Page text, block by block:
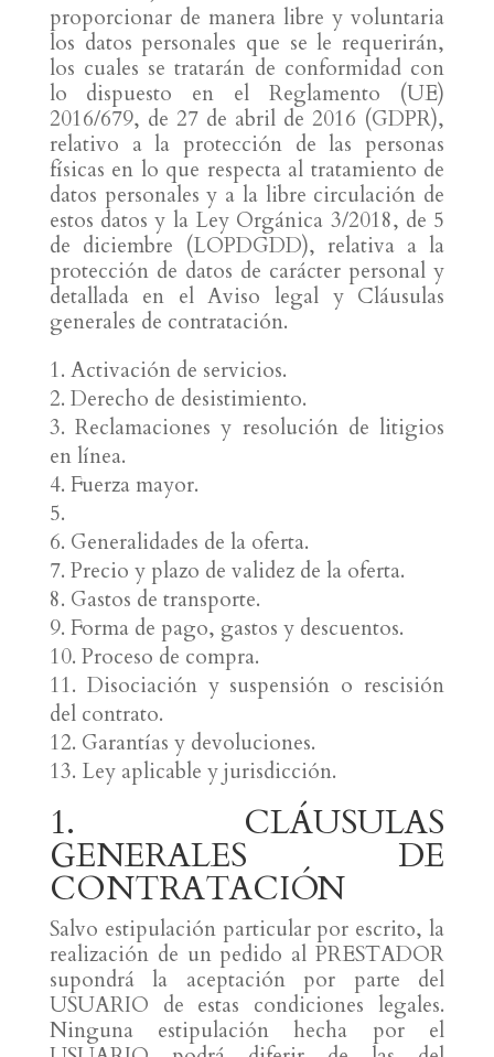
proporcionar de manera libre y voluntaria
los datos personales que se le requerirán,
los cuales se tratarán de conformidad con
lo dispuesto en el Reglamento (UE)
2016/679, de 27 de abril de 2016 (GDPR),
relativo a la protección de las personas
físicas en lo que respecta al tratamiento de
datos personales y a la libre circulación de
estos datos y la Ley Orgánica 3/2018, de 5
de diciembre (LOPDGDD), relativa a la
protección de datos de carácter personal y
detallada en el Aviso legal y Cláusulas
generales de contratación.
Activación de servicios.
Derecho de desistimiento.
Reclamaciones y resolución de litigios
en línea.
Fuerza mayor.
Generalidades de la oferta.
Precio y plazo de validez de la oferta.
Gastos de transporte.
Forma de pago, gastos y descuentos.
Proceso de compra.
Disociación y suspensión o rescisión
del contrato.
Garantías y devoluciones.
Ley aplicable y jurisdicción.
1. CLÁUSULAS
GENERALES DE
CONTRATACIÓN
Salvo estipulación particular por escrito, la
realización de un pedido al PRESTADOR
supondrá la aceptación por parte del
USUARIO de estas condiciones legales.
Ninguna estipulación hecha por el